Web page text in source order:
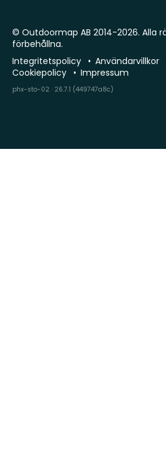
© Outdoormap AB 2014-2026. Alla
förbehållna.
Integritetspolicy
Användarvillkor
Cookiepolicy
Impressum
phx-sto-02 · 26.7.1 (449747a8c)